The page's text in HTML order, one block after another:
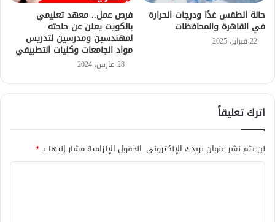
حالة الطقس غدًا ودرجات الحرارة
في القاهرة والمحافظات
22 فبراير، 2025
فرص عمل.. معهد تعليمي
بالكويت يعلن عن حاجته
لمهندسين ومدرسين لتدريس
مواد الجامعات وكليات التطبيقي
28 مارس، 2024
اترك تعليقاً
لن يتم نشر عنوان بريدك الإلكتروني. الحقول الإلزامية مشار إليها بـ*